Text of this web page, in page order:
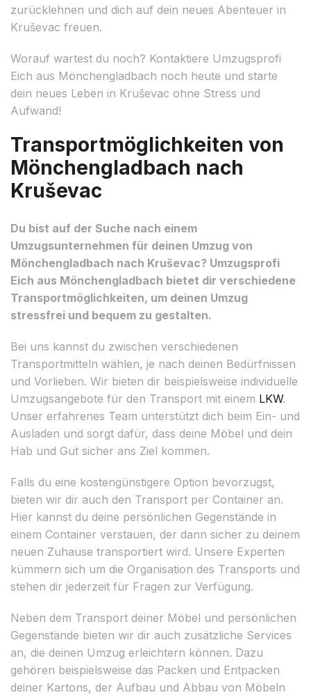
zurücklehnen und dich auf dein neues Abenteuer in
Kruševac freuen.
Worauf wartest du noch? Kontaktiere Umzugsprofi
Eich aus Mönchengladbach noch heute und starte
dein neues Leben in Kruševac ohne Stress und
Aufwand!
Transportmöglichkeiten von
Mönchengladbach nach
Kruševac
Du bist auf der Suche nach einem
Umzugsunternehmen für deinen Umzug von
Mönchengladbach nach Kruševac? Umzugsprofi
Eich aus Mönchengladbach bietet dir verschiedene
Transportmöglichkeiten, um deinen Umzug
stressfrei und bequem zu gestalten.
Bei uns kannst du zwischen verschiedenen
Transportmitteln wählen, je nach deinen Bedürfnissen
und Vorlieben. Wir bieten dir beispielsweise individuelle
Umzugsangebote für den Transport mit einem LKW.
Unser erfahrenes Team unterstützt dich beim Ein- und
Ausladen und sorgt dafür, dass deine Möbel und dein
Hab und Gut sicher ans Ziel kommen.
Falls du eine kostengünstigere Option bevorzugst,
bieten wir dir auch den Transport per Container an.
Hier kannst du deine persönlichen Gegenstände in
einem Container verstauen, der dann sicher zu deinem
neuen Zuhause transportiert wird. Unsere Experten
kümmern sich um die Organisation des Transports und
stehen dir jederzeit für Fragen zur Verfügung.
Neben dem Transport deiner Möbel und persönlichen
Gegenstände bieten wir dir auch zusätzliche Services
an, die deinen Umzug erleichtern können. Dazu
gehören beispielsweise das Packen und Entpacken
deiner Kartons, der Aufbau und Abbau von Möbeln